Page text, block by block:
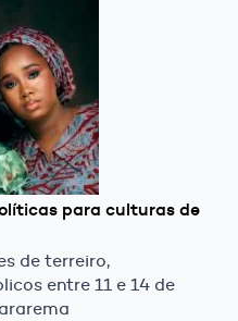
para culturas de
de terreiro,
entre 11 e 14 de